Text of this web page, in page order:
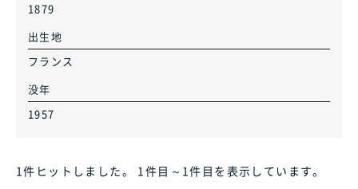
1879
出生地
フランス
没年
1957
1件ヒット しました。 1件目～1件目 を表示しています。